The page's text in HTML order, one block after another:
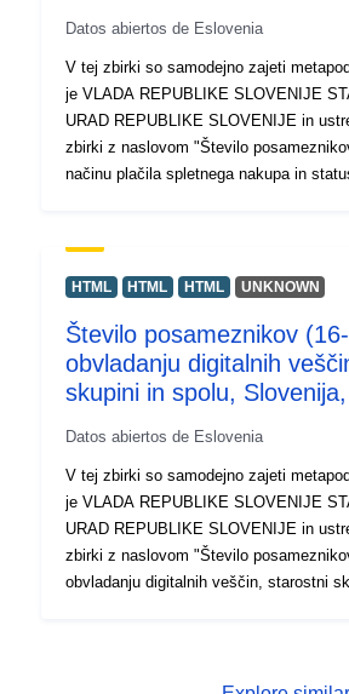
Datos abiertos de Eslovenia
V tej zbirki so samodejno zajeti
je VLADA REPUBLIKE SLOVENIJE
URAD REPUBLIKE SLOVENIJE in
zbirki z naslovom "Število
načinu plačila spletnega nakupa in
dostopate do strani izvornega portala za
podatkov, na voljo pa je tudi program
podatkov za prikaz, spreminjanje oblike
shranjevanje v različne formate, poleg
pregledovanje in izpis tabel neomejene
HTML HTML HTML UNKNOWN
Število posameznikov
obvladanju digitalnih
skupini in spolu,
Datos abiertos de Eslovenia
V tej zbirki so samodejno zajeti
je VLADA REPUBLIKE SLOVENIJE
URAD REPUBLIKE SLOVENIJE in
zbirki z naslovom "Število
obvladanju digitalnih veščin, starostni
podatkov, na voljo pa je tudi program